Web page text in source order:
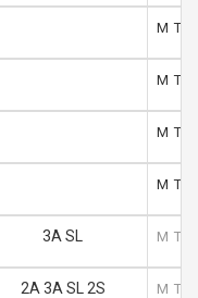
M T
M T
M T
M T
3A SL M T
2A 3A SL 2S M T